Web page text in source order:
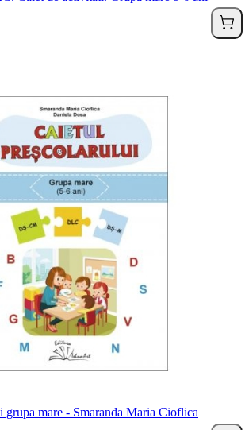
grupa mare - Smaranda Maria Cioflica